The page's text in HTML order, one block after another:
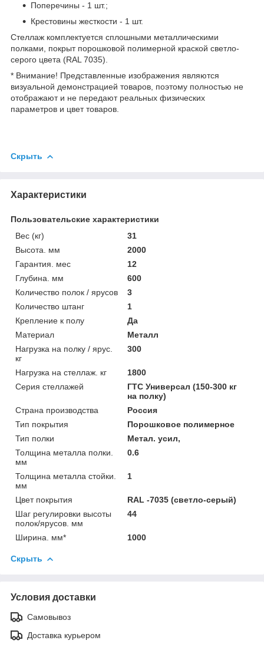
Поперечины - 1 шт.;
Крестовины жесткости - 1 шт.
Стеллаж комплектуется сплошными металлическими
полками, покрыт порошковой полимерной краской светло-
серого цвета (RAL 7035).
* Внимание! Представленные изображения являются
визуальной демонстрацией товаров, поэтому полностью не
отображают и не передают реальных физических
параметров и цвет товаров.
Скрыть
Характеристики
Пользовательские характеристики
Вес (кг)
31
Высота. мм
2000
Гарантия. мес
12
Глубина. мм
600
Количество полок / ярусов
3
Количество штанг
1
Крепление к полу
Да
Материал
Металл
Нагрузка на полку / ярус.
кг
300
Нагрузка на стеллаж. кг
1800
Серия стеллажей
ГТС Универсал (150-300 кг
на полку)
Страна производства
Россия
Тип покрытия
Порошковое полимерное
Тип полки
Метал. усил,
Толщина металла полки.
мм
0.6
Толщина металла стойки.
мм
1
Цвет покрытия
RAL -7035 (светло-серый)
Шаг регулировки высоты
полок/ярусов. мм
44
Ширина. мм* 1000
Скрыть
Условия доставки
Самовывоз
Доставка курьером